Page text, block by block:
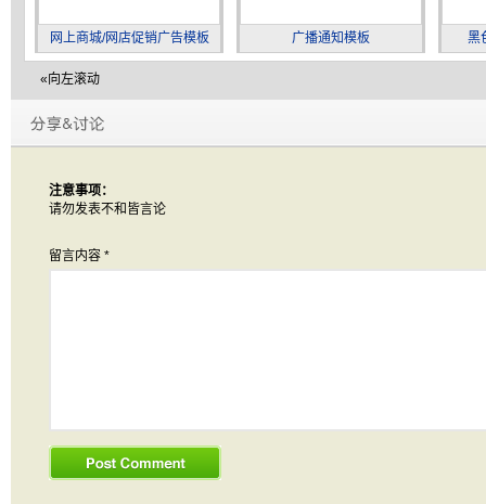
网上商城/网店促销广告模板 广播通知模板 黑
«向左滚动
注意事项：
请勿发表不和皆言论
留言内容 *